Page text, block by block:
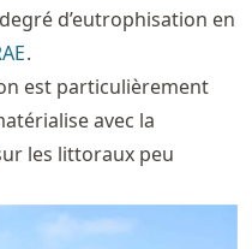
d’eutrophisation en
.
est particulièrement
avec la
les littoraux peu